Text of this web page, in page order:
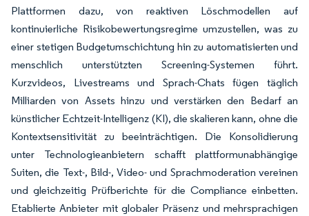
Plattformen dazu, von reaktiven Löschmodellen auf
kontinuierliche Risikobewertungsregime umzustellen, was zu
einer stetigen Budgetumschichtung hin zu automatisierten und
menschlich unterstützten Screening-Systemen führt.
Kurzvideos, Livestreams und Sprach-Chats fügen täglich
Milliarden von Assets hinzu und verstärken den Bedarf an
künstlicher Echtzeit-Intelligenz (KI), die skalieren kann, ohne die
Kontextsensitivität zu beeinträchtigen. Die Konsolidierung
unter Technologieanbietern schafft plattformunabhängige
Suiten, die Text-, Bild-, Video- und Sprachmoderation vereinen
und gleichzeitig Prüfberichte für die Compliance einbetten.
Etablierte Anbieter mit globaler Präsenz und mehrsprachigen